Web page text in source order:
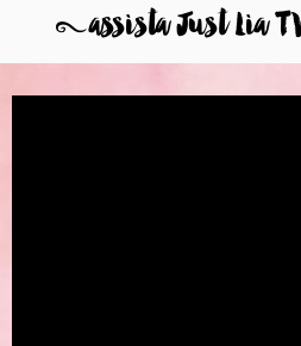
8assista Just Lia